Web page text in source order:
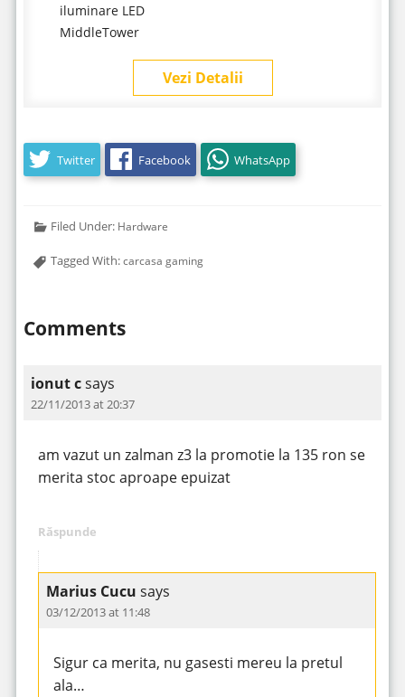
iluminare LED
MiddleTower
Vezi Detalii
Twitter Facebook WhatsApp
Filed Under: Hardware
Tagged With:carcasa gaming
Comments
ionut csays
22/11/2013 at 20:37
am vazut un zalman z3 la promotie la 135 ron se
merita stoc aproape epuizat
Răspunde
Marius Cucu says
03/12/2013 at 11:48
Sigur ca merita, nu gasesti mereu la pretul
ala…